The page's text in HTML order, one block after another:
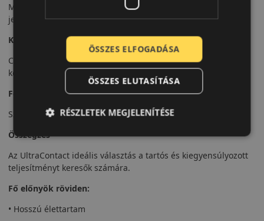
Megbízható fékezési teljesítmény és stabil irányíthatóság
jellemzi.
Komfort és zajszint
Csendes futás és kellemes menetkomfort a mindennapi
közlekedés során.
Felhasználási ajánlás
Személyautókhoz, városi és országúti nyári használatra.
Összegzés
Az UltraContact ideális választás a tartós és kiegyensúlyozott
teljesítményt keresők számára.
Fő előnyök röviden:
• Hosszú élettartam
ÖSSZES ELFOGADÁSA
ÖSSZES ELUTASÍTÁSA
RÉSZLETEK MEGJELENÍTÉSE